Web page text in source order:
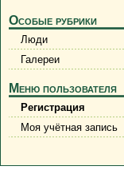
Особые рубрики
Люди
Галереи
Меню пользователя
Регистрация
Моя учётная запись